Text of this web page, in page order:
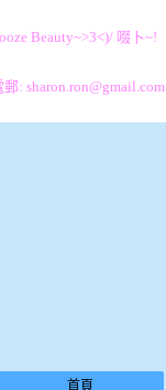
Beauty~>3<)/ 啜卜~!
: sharon.ron@gmail.com
首頁